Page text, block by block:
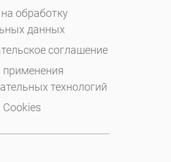
обработку
данных
соглашение
применения
технологий